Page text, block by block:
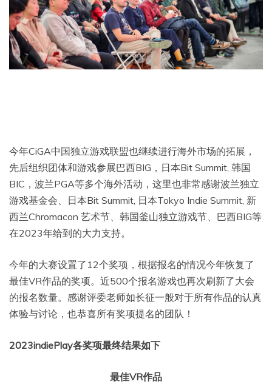
今年CiGA中国独立游戏联盟也继续进行海外市场的拓展，
先后组织团体和游戏参展巴西BIG，日本Bit Summit, 韩国
BIC，波兰PGA等多个海外活动，这里也非常感谢波兰独立
游戏基金会、日本Bit Summit, 日本Tokyo Indie Summit, 新
西兰Chromacon 艺术节、韩国釜山独立游戏节、巴西BIG等
在2023年给到的大力支持。
今年的大赛设置了12个奖项，根据报名的情况今年恢复了
最佳VR作品的奖项。近500个报名游戏也再次刷新了大会
的报名数量。感谢评委老师如长征一般对于所有作品的认真
体验与讨论，也恭喜所有奖项提名的团队！
2023indiePlay各奖项最终结果如下
最佳VR作品